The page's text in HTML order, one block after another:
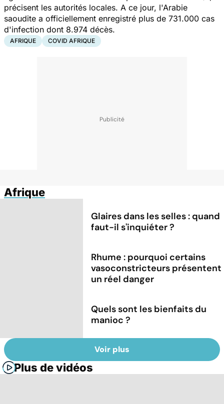
précisent les autorités locales. A ce jour, l'Arabie
saoudite a officiellement enregistré plus de 731.000 cas
d'infection dont 8.974 décès.
AFRIQUE COVID AFRIQUE
Afrique
Glaires dans les selles : quand
faut-il s'inquiéter ?
Rhume : pourquoi certains
vasoconstricteurs présentent
un réel danger
Quels sont les bienfaits du
manioc ?
Voir plus
Plus de vidéos